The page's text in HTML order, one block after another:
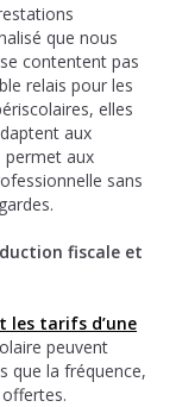
que nous
contentent pas
relais pour les
elles
aux
permet aux
sans
fiscale et
les tarifs d’une
peuvent
que la fréquence,